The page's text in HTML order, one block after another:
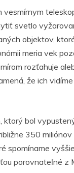
svetlo
objektov,
meria vek
rozťahuje
že ich
ktorý bol
350
spomíname
porovnateľné z